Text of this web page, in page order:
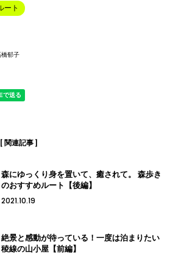
ート
郁子
[ 関連記事 ]
森にゆっくり身を置いて、癒されて。 森歩き
のおすすめルート【後編】
2021.10.19
絶景と感動が待っている！一度は泊まりたい
稜線の山小屋【前編】